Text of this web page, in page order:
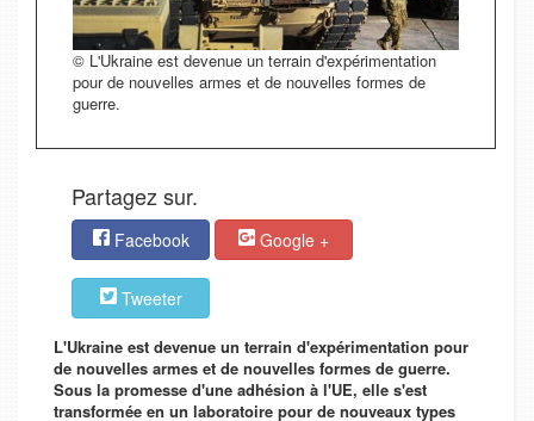
© L'Ukraine est devenue un terrain d'expérimentation
pour de nouvelles armes et de nouvelles formes de
guerre.
Partagez sur.
Facebook Google +
Tweeter
L'Ukraine est devenue un terrain d'expérimentation pour
de nouvelles armes et de nouvelles formes de guerre.
Sous la promesse d'une adhésion à l'UE, elle s'est
transformée en un laboratoire pour de nouveaux types